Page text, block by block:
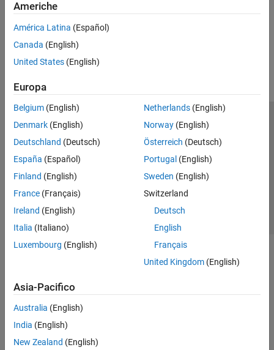
Americhe
América Latina (Español)
Canada (English)
United States (English)
Europa
Belgium (English)
Denmark (English)
Deutschland (Deutsch)
España (Español)
Finland (English)
France (Français)
Ireland (English)
Italia (Italiano)
Luxembourg (English)
Netherlands(English)
Norway(English)
Österreich (Deutsch)
Portugal (English)
Sweden (English)
Switzerland
Deutsch
English
Français
United Kingdom(English)
Asia-Pacifico
Australia (English)
India (English)
New Zealand (English)
Centro di fiducia
Informativa sulla privacy
Antipirateria
Stato dell'applicazione
Contatti
© 1994-2026 The MathWorks, Inc.